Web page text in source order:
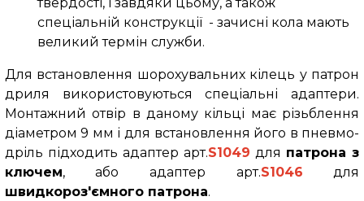
спеціальній конструкції - зачисні кола мають
великий термін служби.
Для встановлення шорохувальних кілець у патрон
дриля використовуються спеціальні адаптери.
Монтажний отвір в даному кільці має різьблення
діаметром 9 мм і для встановлення його в пневмо-
дріль підходить адаптер арт.S1049 для патрона з
ключем, або адаптер арт.S1046 для
швидкороз'ємного патрона.